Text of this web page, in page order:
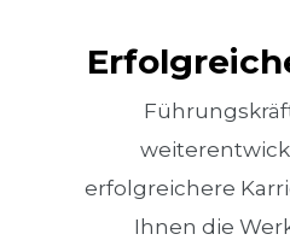
erfolgreichere
Ihnen die